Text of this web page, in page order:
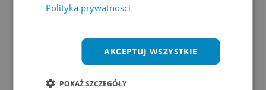
Polityka prywatności
AKCEPTUJ WSZYSTKIE
POKAŻ SZCZEGÓŁY